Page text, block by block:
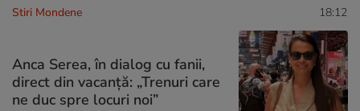
Stiri Mondene 18:12
Anca Serea, în dialog cu fanii,
direct din vacanță: „Trenuri care
ne duc spre locuri noi”